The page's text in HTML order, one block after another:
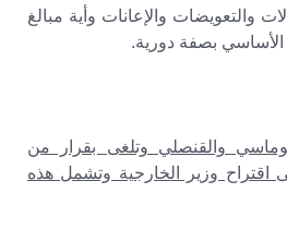
والتعويضات والإعانات وأية مبالغ
بصفة دورية.
والقنصلي وتلغى بقرار من
اقتراح وزير الخارجية وتشمل هذه